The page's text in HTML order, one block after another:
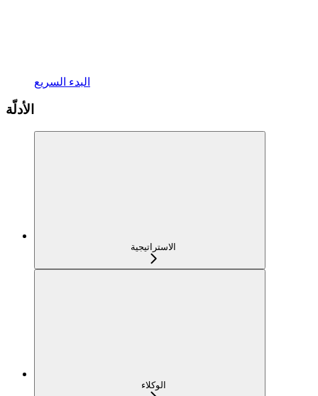
البدء السريع
الأدلّة
الاستراتيجية
الوكلاء